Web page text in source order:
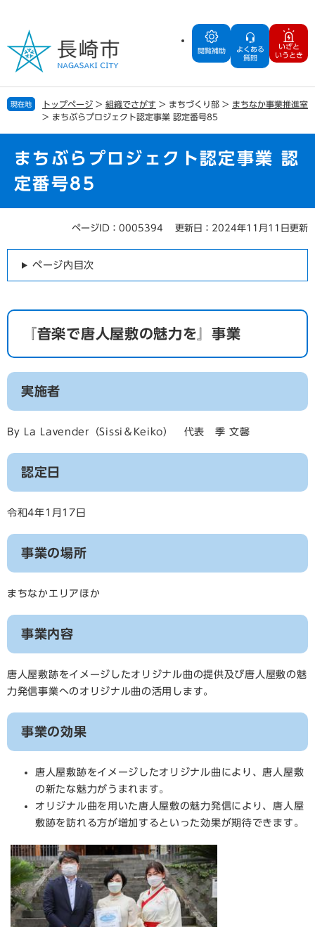
の
で
す
ー
ば
し
閲覧補助
よくある
質問
いざと
いうとき
現在地 トップページ > 組織でさがす > まちづくり部 > まちなか事業推進室
> まちぶらプロジェクト認定事業 認定番号85
まちぶらプロジェクト認定事業 認
定番号85
ページID：0005394 更新日：2024年11月11日更新
ページ内目次
『音楽で唐人屋敷の魅力を』事業
実施者
By La Lavender（Sissi＆Keiko） 代表 季 文馨
認定日
令和4年1月17日
事業の場所
まちなかエリアほか
事業内容
唐人屋敷跡をイメージしたオリジナル曲の提供及び唐人屋敷の魅
力発信事業へのオリジナル曲の活用します。
事業の効果
唐人屋敷跡をイメージしたオリジナル曲により、唐人屋敷
の新たな魅力がうまれます。
オリジナル曲を用いた唐人屋敷の魅力発信により、唐人屋
敷跡を訪れる方が増加するといった効果が期待できます。